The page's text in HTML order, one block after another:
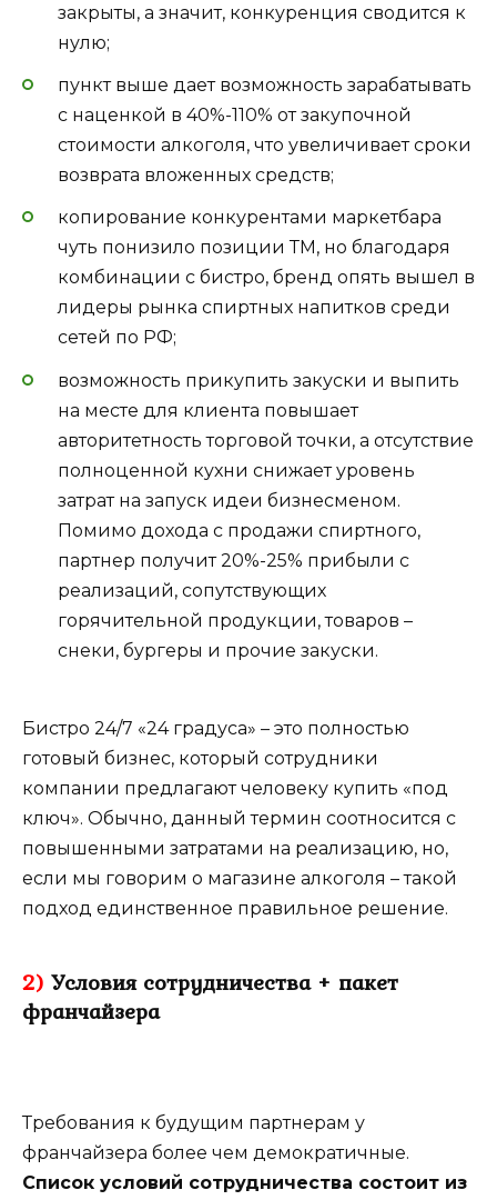
закрыты, а значит, конкуренция сводится к
нулю;
пункт выше дает возможность зарабатывать
с наценкой в 40%-110% от закупочной
стоимости алкоголя, что увеличивает сроки
возврата вложенных средств;
копирование конкурентами маркетбара
чуть понизило позиции ТМ, но благодаря
комбинации с бистро, бренд опять вышел в
лидеры рынка спиртных напитков среди
сетей по РФ;
возможность прикупить закуски и выпить
на месте для клиента повышает
авторитетность торговой точки, а отсутствие
полноценной кухни снижает уровень
затрат на запуск идеи бизнесменом.
Помимо дохода с продажи спиртного,
партнер получит 20%-25% прибыли с
реализаций, сопутствующих
горячительной продукции, товаров –
снеки, бургеры и прочие закуски.
Бистро 24/7 «24 градуса» – это полностью
готовый бизнес, который сотрудники
компании предлагают человеку купить «под
ключ». Обычно, данный термин соотносится с
повышенными затратами на реализацию, но,
если мы говорим о магазине алкоголя – такой
подход единственное правильное решение.
2) Условия сотрудничества + пакет
франчайзера
Требования к будущим партнерам у
франчайзера более чем демократичные.
Список условий сотрудничества состоит из